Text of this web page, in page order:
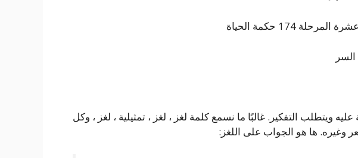
174 حكمة الحياة
ويتطلب التفكير. غالبًا ما نسمع كلمة لغز ، لغز ، تمثيلية ، لغز ، وكل
وغيره. ها هو الجواب على اللغز: